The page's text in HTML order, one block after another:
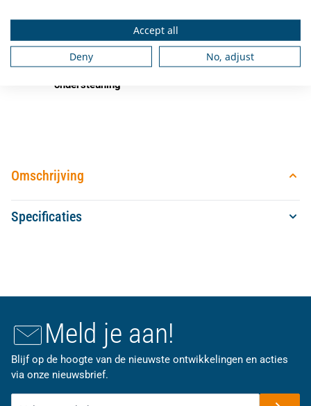
✓
✓ Deskundig adviesvan grootkeukenspecialisten
✓ Ook na aankoop bieden weservice en
ondersteuning
Omschrijving
Specificaties
Meld je aan!
Blijf op de hoogte van de nieuwste ontwikkelingen en acties
via onze nieuwsbrief.
Accept all
Deny
No, adjust